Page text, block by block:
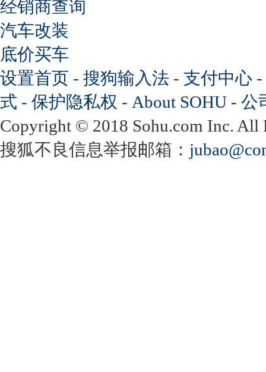
经销商查询
汽车改装
底价买车
设置首页 - 搜狗输入法 - 支付中心 -
式 - 保护隐私权 - About SOHU - 公
Copyright © 2018 Sohu.com Inc.
搜狐不良信息举报邮箱：